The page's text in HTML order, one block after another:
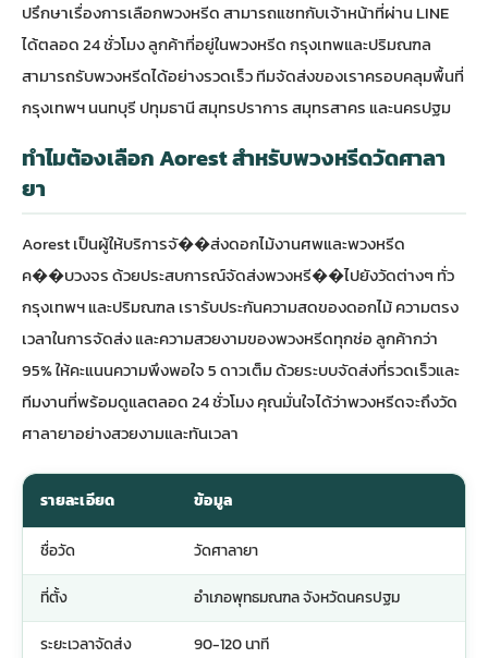
ปรึกษาเรื่องการเลือกพวงหรีด สามารถแชทกับเจ้าหน้าที่ผ่าน LINE
ได้ตลอด 24 ชั่วโมง ลูกค้าที่อยู่ในพวงหรีด กรุงเทพและปริมณฑล
สามารถรับพวงหรีดได้อย่างรวดเร็ว ทีมจัดส่งของเราครอบคลุมพื้นที่
กรุงเทพฯ นนทบุรี ปทุมธานี สมุทรปราการ สมุทรสาคร และนครปฐม
ทำไมต้องเลือก Aorest สำหรับพวงหรีดวัดศาลา
ยา
Aorest เป็นผู้ให้บริการจั��ส่งดอกไม้งานศพและพวงหรีด
ค��บวงจร ด้วยประสบการณ์จัดส่งพวงหรี��ไปยังวัดต่างๆ ทั่ว
กรุงเทพฯ และปริมณฑล เรารับประกันความสดของดอกไม้ ความตรง
เวลาในการจัดส่ง และความสวยงามของพวงหรีดทุกช่อ ลูกค้ากว่า
95% ให้คะแนนความพึงพอใจ 5 ดาวเต็ม ด้วยระบบจัดส่งที่รวดเร็วและ
ทีมงานที่พร้อมดูแลตลอด 24 ชั่วโมง คุณมั่นใจได้ว่าพวงหรีดจะถึงวัด
ศาลายาอย่างสวยงามและทันเวลา
รายละเอียด ข้อมูล
ชื่อวัด วัดศาลายา
ที่ตั้ง อำเภอพุทธมณฑล จังหวัดนครปฐม
ระยะเวลาจัดส่ง 90-120 นาที